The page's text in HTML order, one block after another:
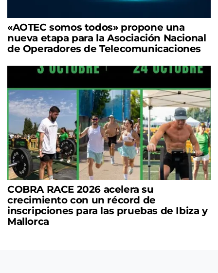
«AOTEC somos todos» propone una
nueva etapa para la Asociación Nacional
de Operadores de Telecomunicaciones
COBRA RACE 2026 acelera su
crecimiento con un récord de
inscripciones para las pruebas de Ibiza y
Mallorca